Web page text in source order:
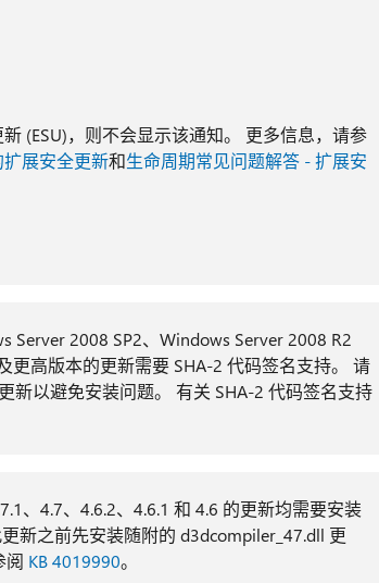
(ESU)，则不会显示该通知。 更多信息，请参
展安全更新和生命周期常见问题解答 - 扩展安
2008 SP2、Windows Server 2008 R2
更高版本的更新需要 SHA-2 代码签名支持。 请
新以避免安装问题。 有关 SHA-2 代码签名支持
、4.7、4.6.2、4.6.1 和 4.6 的更新均需要安装
新之前先安装随附的 d3dcompiler_47.dll 更
阅 KB 4019990。